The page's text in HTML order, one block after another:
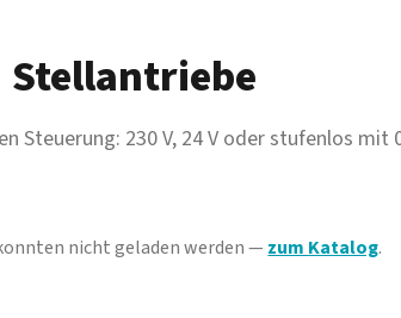
Stellantriebe
Steuerung: 230 V, 24 V oder stufenlos mit
nicht geladen werden — zum Katalog.